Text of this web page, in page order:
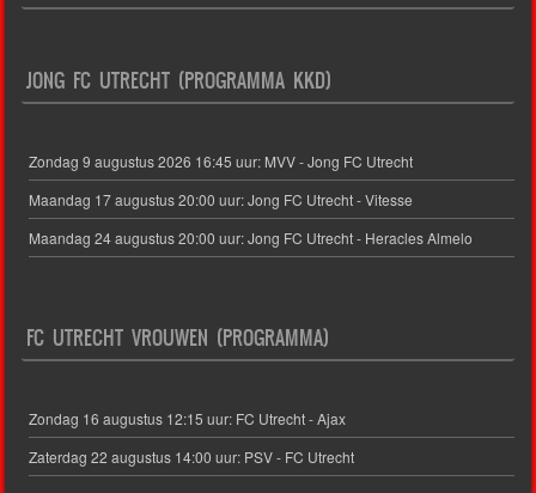
JONG FC UTRECHT (PROGRAMMA KKD)
Zondag 9 augustus 2026 16:45 uur: MVV - Jong FC Utrecht
Maandag 17 augustus 20:00 uur: Jong FC Utrecht - Vitesse
Maandag 24 augustus 20:00 uur: Jong FC Utrecht - Heracles Almelo
FC UTRECHT VROUWEN (PROGRAMMA)
Zondag 16 augustus 12:15 uur: FC Utrecht - Ajax
Zaterdag 22 augustus 14:00 uur: PSV - FC Utrecht